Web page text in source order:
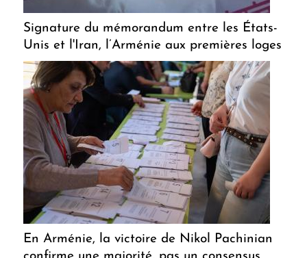
Signature du mémorandum entre les États-
Unis et l'Iran, l’Arménie aux premières loges
En Arménie, la victoire de Nikol Pachinian